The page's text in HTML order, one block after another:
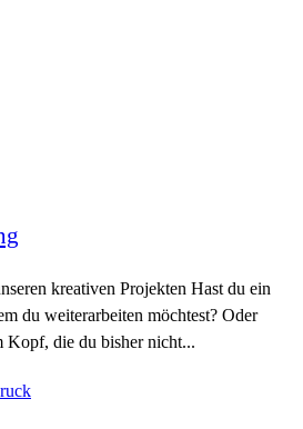
kreativen Projekten Hast du ein
du weiterarbeiten möchtest? Oder
Kopf, die du bisher nicht...